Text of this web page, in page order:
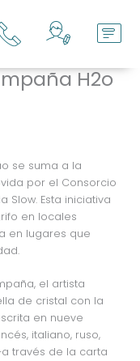
H2o
se suma a la
por el Consorcio
Slow. Esta iniciativa
en locales
en lugares que
el artista
de cristal con la
en nueve
italiano, ruso,
través de la carta